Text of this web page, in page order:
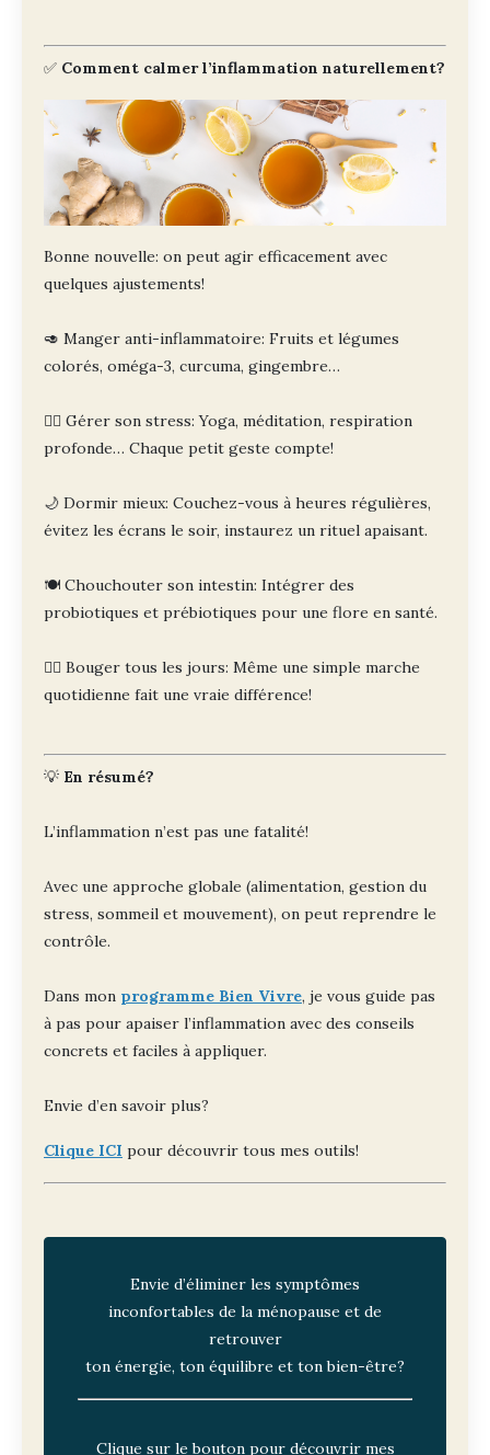
✅ Comment calmer l’inflammation naturellement?
Bonne nouvelle: on peut agir efficacement avec
quelques ajustements!
🥑 Manger anti-inflammatoire: Fruits et légumes
colorés, oméga-3, curcuma, gingembre…
🧘‍♀️ Gérer son stress: Yoga, méditation, respiration
profonde… Chaque petit geste compte!
🌙 Dormir mieux: Couchez-vous à heures régulières,
évitez les écrans le soir, instaurez un rituel apaisant.
🍽️ Chouchouter son intestin: Intégrer des
probiotiques et prébiotiques pour une flore en santé.
🚶‍♀️ Bouger tous les jours: Même une simple marche
quotidienne fait une vraie différence!
💡 En résumé?
L’inflammation n’est pas une fatalité!
Avec une approche globale (alimentation, gestion du
stress, sommeil et mouvement), on peut reprendre le
contrôle.
Dans mon programme Bien Vivre, je vous guide pas
à pas pour apaiser l’inflammation avec des conseils
concrets et faciles à appliquer.
Envie d’en savoir plus?
Clique ICI pour découvrir tous mes outils!
Envie d’éliminer les symptômes
inconfortables de la ménopause et de
retrouver
ton énergie, ton équilibre et ton bien-être?
Clique sur le bouton pour découvrir mes